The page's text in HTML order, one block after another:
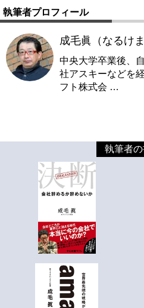
執筆者プロフィール
成毛眞（なるけま
中央大学卒業後、
社アスキーなどを
フト株式会 …
執筆者